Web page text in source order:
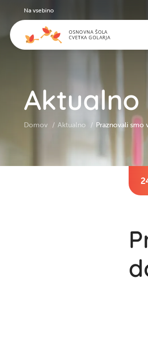
Aktualno
Domov Aktualno Praznovali smo
Na vsebino